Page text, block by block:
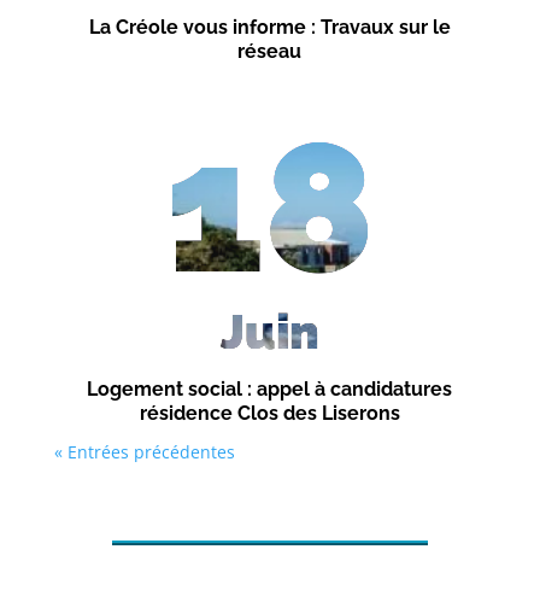
La Créole vous informe : Travaux sur le
réseau
Logement social : appel à candidatures
résidence Clos des Liserons
18
Juin
« Entrées précédentes